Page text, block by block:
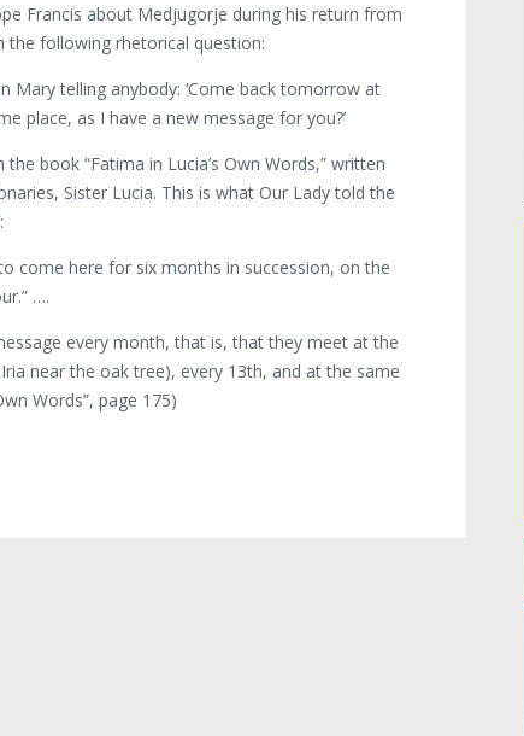
Francis about Medjugorje during his return from
the following rhetorical question:
Mary telling anybody: ‘Come back tomorrow at
place, as I have a new message for you?’
book “Fatima in Lucia’s Own Words,” written
Sister Lucia. This is what Our Lady told the
come here for six months in succession, on the
….
every month, that is, that they meet at the
near the oak tree), every 13th, and at the same
Words”, page 175)